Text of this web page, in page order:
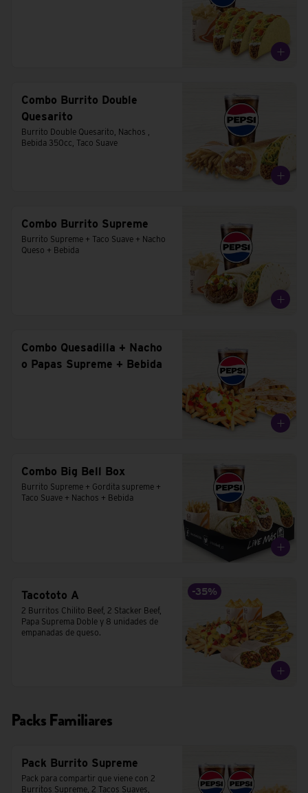
Combo Burrito Double
Quesarito
Burrito Double Quesarito, Nachos ,
Bebida 350cc, Taco Suave
Combo Burrito Supreme
Burrito Supreme + Taco Suave + Nacho
Queso + Bebida
Combo Quesadilla + Nacho
o Papas Supreme + Bebida
Combo Big Bell Box
Burrito Supreme + Gordita supreme +
Taco Suave + Nachos + Bebida
-35%
Tacototo A
2 Burritos Chilito Beef, 2 Stacker Beef,
Papa Suprema Doble y 8 unidades de
empanadas de queso.
Packs Familiares
Pack Burrito Supreme
Pack para compartir que viene con 2
Burritos Supreme, 2 Tacos Suaves,